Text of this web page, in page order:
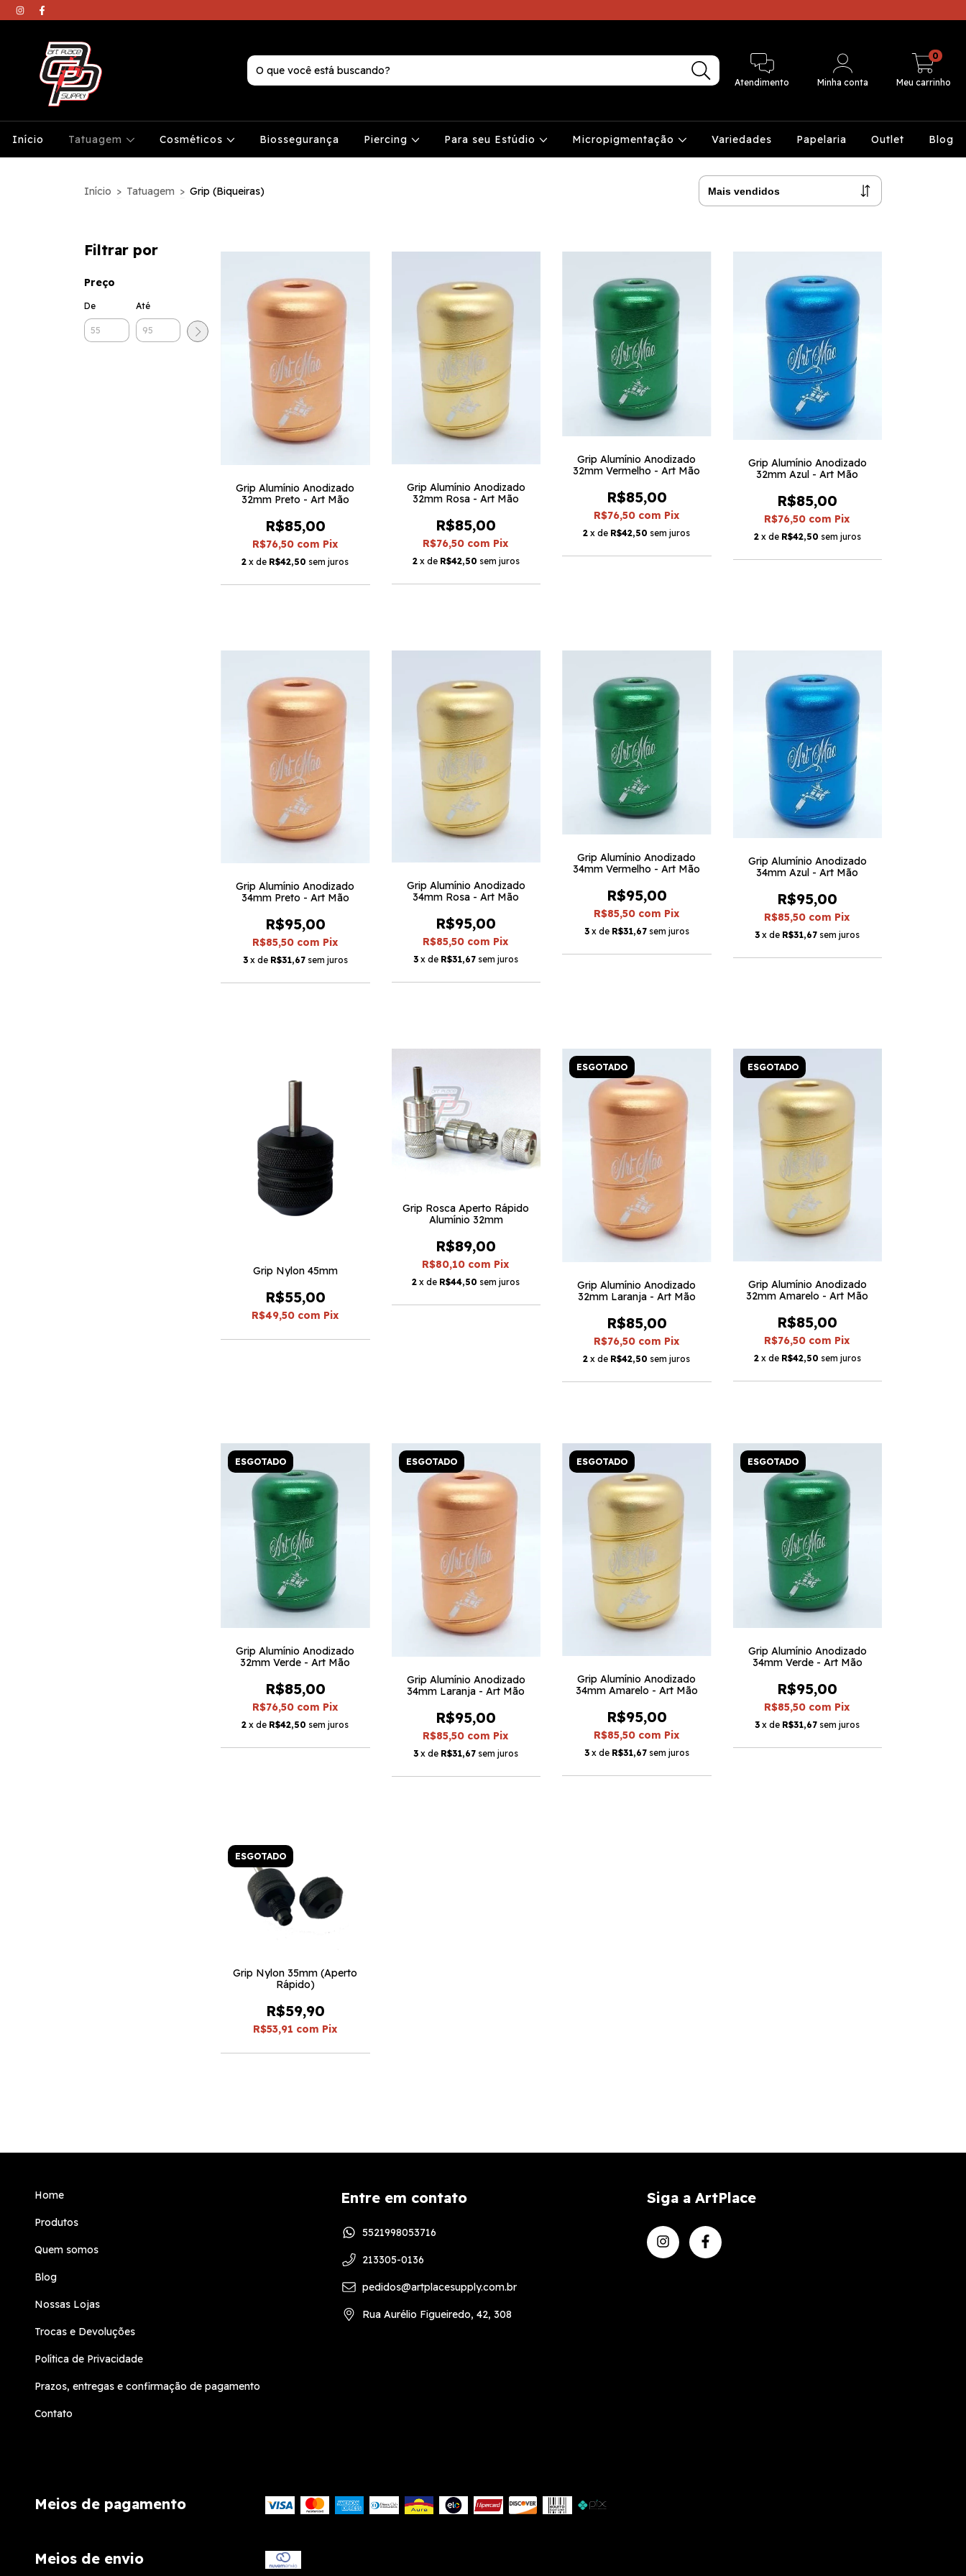
Atendimento Minha conta Meu carrinho
0
Início Tatuagem Cosméticos Biossegurança Piercing Para seu Estúdio Micropigmentação Variedades Papelaria Outlet Blog
Início > Tatuagem > Grip (Biqueiras)
Filtrar por
Preço
De Até
Grip Alumínio Anodizado
32mm Preto - Art Mão
R$85,00
R$76,50 com Pix
2 x de R$42,50 sem juros
Grip Alumínio Anodizado
32mm Rosa - Art Mão
R$85,00
R$76,50 com Pix
2 x de R$42,50 sem juros
Grip Alumínio Anodizado
32mm Vermelho - Art Mão
R$85,00
R$76,50 com Pix
2 x de R$42,50 sem juros
Grip Alumínio Anodizado
32mm Azul - Art Mão
R$85,00
R$76,50 com Pix
2 x de R$42,50 sem juros
Grip Alumínio Anodizado
34mm Preto - Art Mão
R$95,00
R$85,50 com Pix
3 x de R$31,67 sem juros
Grip Alumínio Anodizado
34mm Rosa - Art Mão
R$95,00
R$85,50 com Pix
3 x de R$31,67 sem juros
Grip Alumínio Anodizado
34mm Vermelho - Art Mão
R$95,00
R$85,50 com Pix
3 x de R$31,67 sem juros
Grip Alumínio Anodizado
34mm Azul - Art Mão
R$95,00
R$85,50 com Pix
3 x de R$31,67 sem juros
Grip Nylon 45mm
R$55,00
R$49,50 com Pix
Grip Rosca Aperto Rápido
Alumínio 32mm
R$89,00
R$80,10 com Pix
2 x de R$44,50 sem juros
ESGOTADO
Grip Alumínio Anodizado
32mm Laranja - Art Mão
R$85,00
R$76,50 com Pix
2 x de R$42,50 sem juros
ESGOTADO
Grip Alumínio Anodizado
32mm Amarelo - Art Mão
R$85,00
R$76,50 com Pix
2 x de R$42,50 sem juros
ESGOTADO
Grip Alumínio Anodizado
32mm Verde - Art Mão
R$85,00
R$76,50 com Pix
2 x de R$42,50 sem juros
ESGOTADO
Grip Alumínio Anodizado
34mm Laranja - Art Mão
R$95,00
R$85,50 com Pix
3 x de R$31,67 sem juros
ESGOTADO
Grip Alumínio Anodizado
34mm Amarelo - Art Mão
R$95,00
R$85,50 com Pix
3 x de R$31,67 sem juros
ESGOTADO
Grip Alumínio Anodizado
34mm Verde - Art Mão
R$95,00
R$85,50 com Pix
3 x de R$31,67 sem juros
ESGOTADO
Grip Nylon 35mm (Aperto
Rápido)
R$59,90
R$53,91 com Pix
Home
Produtos
Quem somos
Blog
Nossas Lojas
Trocas e Devoluções
Política de Privacidade
Prazos, entregas e confirmação de pagamento
Contato
Entre em contato
5521998053716
213305-0136
pedidos@artplacesupply.com.br
Rua Aurélio Figueiredo, 42, 308
Siga a ArtPlace
Meios de pagamento
Meios de envio